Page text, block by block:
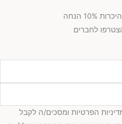
הנחה
לחברים
הפרטיות ומסכים/ה לקבל